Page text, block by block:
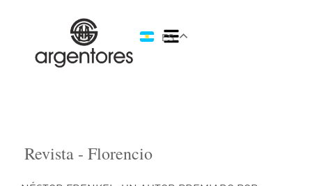
ES
Revista - Florencio